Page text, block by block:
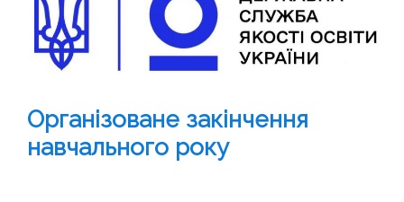
Організоване закінчення
навчального року